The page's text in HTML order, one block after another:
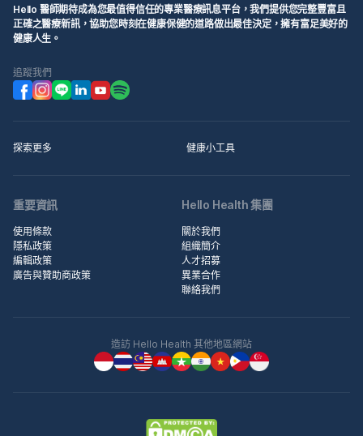
Hello 醫師期待成為您最值得信任的專業醫療訊息平台，我們提供您完整豐富且
正確之醫療新訊，協助您時刻在健康保健的道路做出最佳決定，擁有富足美好的
健康人生。
追蹤我們
探索更多 健康小工具
重要資訊
使用條款
隱私政策
編輯政策
廣告與贊助商政策
Hello Health 集團
關於我們
組織簡介
人才招募
異業合作
聯絡我們
造訪 Hello Health 其他地區網站